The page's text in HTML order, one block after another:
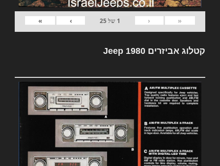
«
‹
1 של25
›
»
קטלוג אביזרים Jeep 1980